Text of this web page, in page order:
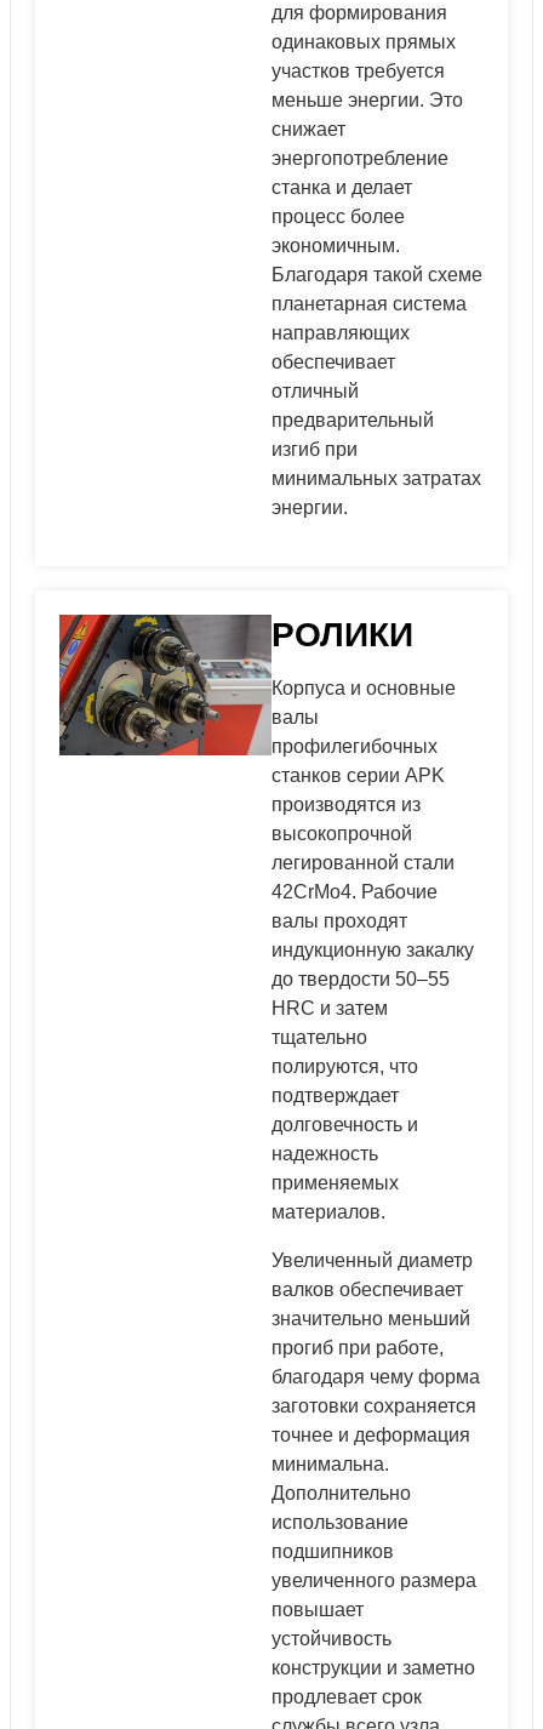
для формирования
одинаковых прямых
участков требуется
меньше энергии. Это
снижает
энергопотребление
станка и делает
процесс более
экономичным.
Благодаря такой схеме
планетарная система
направляющих
обеспечивает
отличный
предварительный
изгиб при
минимальных затратах
энергии.
РОЛИКИ
Корпуса и основные
валы
профилегибочных
станков серии APK
производятся из
высокопрочной
легированной стали
42CrMo4. Рабочие
валы проходят
индукционную закалку
до твердости 50–55
HRC и затем
тщательно
полируются, что
подтверждает
долговечность и
надежность
применяемых
материалов.
Увеличенный диаметр
валков обеспечивает
значительно меньший
прогиб при работе,
благодаря чему форма
заготовки сохраняется
точнее и деформация
минимальна.
Дополнительно
использование
подшипников
увеличенного размера
повышает
устойчивость
конструкции и заметно
продлевает срок